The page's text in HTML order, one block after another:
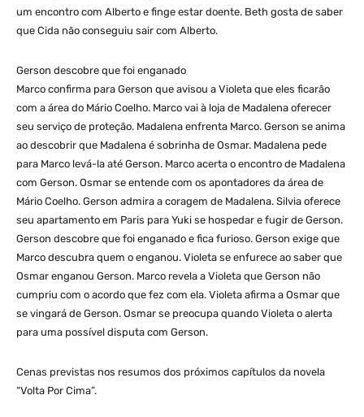
um encontro com Alberto e finge estar doente. Beth gosta de saber
que Cida não conseguiu sair com Alberto.
Gerson descobre que foi enganado
Marco confirma para Gerson que avisou a Violeta que eles ficarão
com a área do Mário Coelho. Marco vai à loja de Madalena oferecer
seu serviço de proteção. Madalena enfrenta Marco. Gerson se anima
ao descobrir que Madalena é sobrinha de Osmar. Madalena pede
para Marco levá-la até Gerson. Marco acerta o encontro de Madalena
com Gerson. Osmar se entende com os apontadores da área de
Mário Coelho. Gerson admira a coragem de Madalena. Silvia oferece
seu apartamento em Paris para Yuki se hospedar e fugir de Gerson.
Gerson descobre que foi enganado e fica furioso. Gerson exige que
Marco descubra quem o enganou. Violeta se enfurece ao saber que
Osmar enganou Gerson. Marco revela a Violeta que Gerson não
cumpriu com o acordo que fez com ela. Violeta afirma a Osmar que
se vingará de Gerson. Osmar se preocupa quando Violeta o alerta
para uma possível disputa com Gerson.
Cenas previstas nos resumos dos próximos capítulos da novela
“Volta Por Cima”.